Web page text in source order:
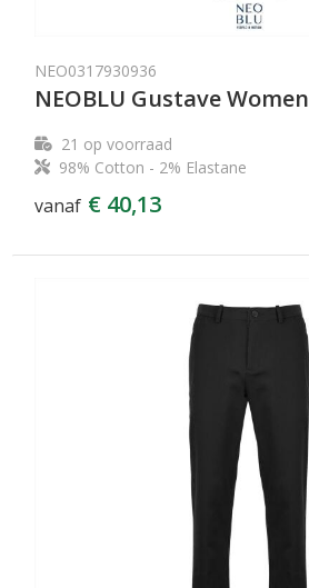
NEO0317930936
NEOBLU Gustave Women
21 op voorraad
98% Cotton - 2% Elastane
vanaf € 40,13